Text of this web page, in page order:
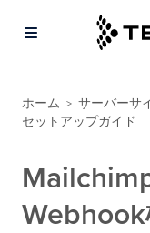
ホーム > サーバーサ
セットアップガイド